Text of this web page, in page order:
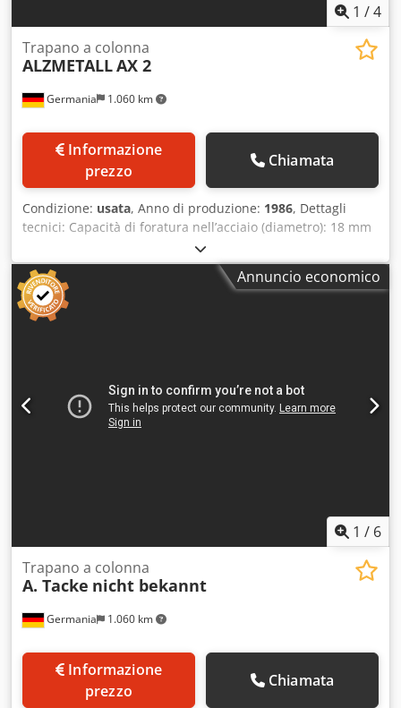
1 /4
Germania 1.060 km
Trapano a colonna
ALZMETALLAX 2
prezzo
Chiamata
Condizione: usata, Anno di produzione: 1986, Dettagli
tecnici: Capacità di foratura nell’acciaio (diametro): 18 mm
Sporgenza: 250 mm Corsa di foratura: 100 mm Capacità di
foratura nella ghisa: Ø 23 mm Attacco mandrino MK: MK 2
Velocità mandrino: 400 - 630 - 1000 - 1600 - 2500 giri/min
Avanzamento: manuale mm/giro Distanza mandrino/tavolo
max.: 75 / 605 mm Superficie di serraggio tavolo: 250 x 250
Annuncio economico
1 / 6
Germania 1.060 km
Trapano a colonna
A. Tacke nicht bekannt
prezzo
Chiamata